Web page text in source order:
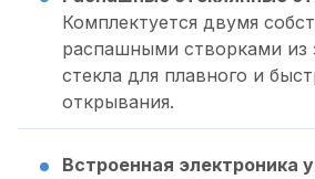
Комплектуется двумя
распашными створками из
стекла для плавного и
открывания.
Встроенная электроника